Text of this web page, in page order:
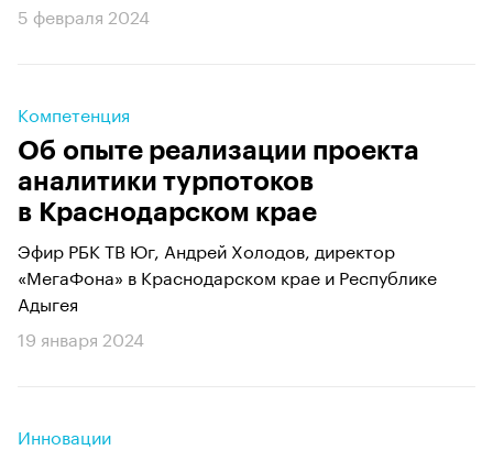
5 февраля 2024
Компетенция
Об опыте реализации проекта
аналитики турпотоков
в Краснодарском крае
Эфир РБК ТВ Юг, Андрей Холодов, директор
«МегаФона» в Краснодарском крае и Республике
Адыгея
19 января 2024
Инновации